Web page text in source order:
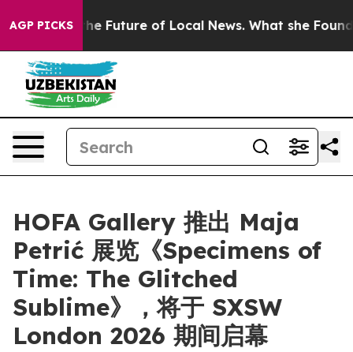
AGP PICKS
for the Future of Local News. What she Found
HOFA Gallery 推出 Maja
Petrić 展览《Specimens of
Time: The Glitched
Sublime》，将于 SXSW
London 2026 期间启幕